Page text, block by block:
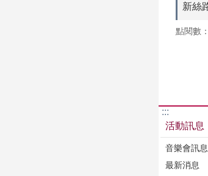
新絲
點閱數：
:::
活動訊息
音樂會訊息
最新消息